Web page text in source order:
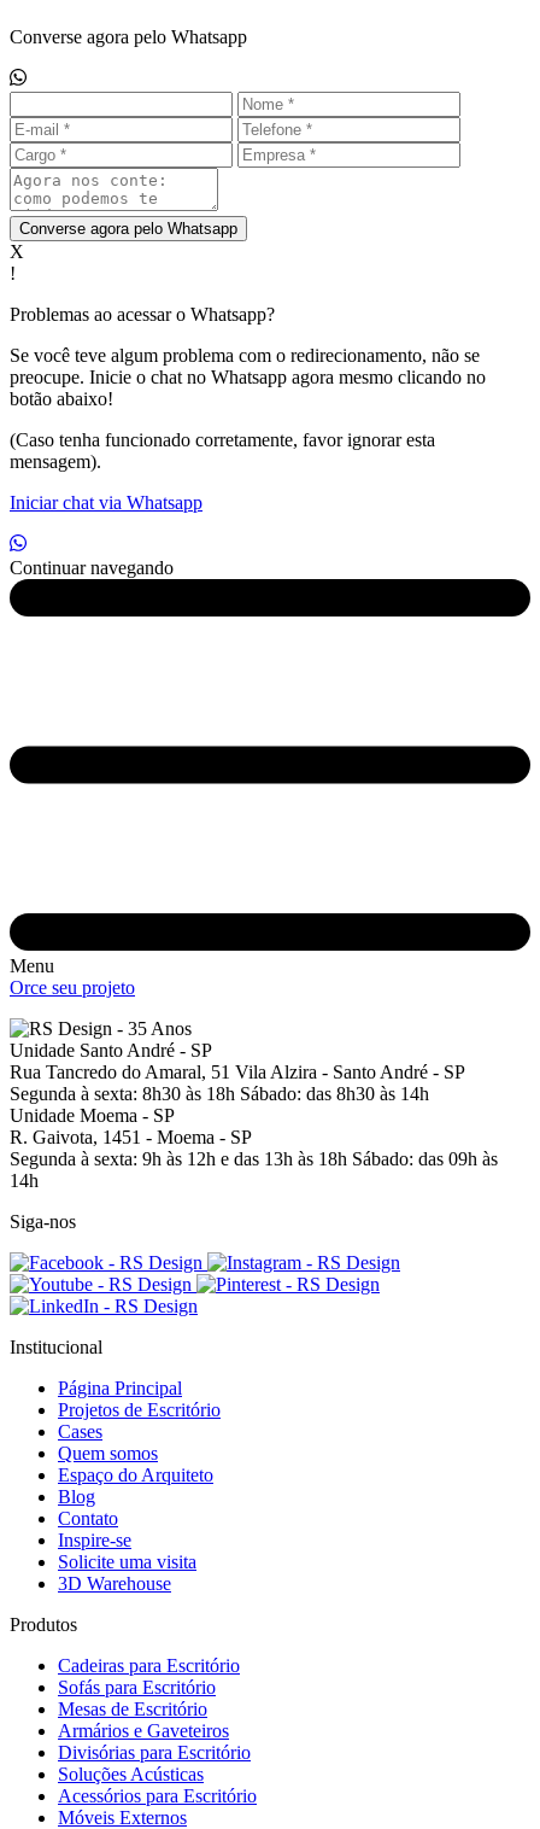
Converse agora pelo Whatsapp
Converse agora pelo Whatsapp
X
!
Problemas ao acessar o Whatsapp?
Se você teve algum problema com o redirecionamento, não se
preocupe. Inicie o chat no Whatsapp agora mesmo clicando no
botão abaixo!
(Caso tenha funcionado corretamente, favor ignorar esta
mensagem).
Iniciar chat via Whatsapp
Continuar navegando
Menu
Orce seu projeto
Unidade Santo André - SP
Rua Tancredo do Amaral, 51 Vila Alzira - Santo André - SP
Segunda à sexta: 8h30 às 18h Sábado: das 8h30 às 14h
Unidade Moema - SP
R. Gaivota, 1451 - Moema - SP
Segunda à sexta: 9h às 12h e das 13h às 18h Sábado: das 09h às
14h
Siga-nos
Institucional
Página Principal
Projetos de Escritório
Cases
Quem somos
Espaço do Arquiteto
Blog
Contato
Inspire-se
Solicite uma visita
3D Warehouse
Produtos
Cadeiras para Escritório
Sofás para Escritório
Mesas de Escritório
Armários e Gaveteiros
Divisórias para Escritório
Soluções Acústicas
Acessórios para Escritório
Móveis Externos